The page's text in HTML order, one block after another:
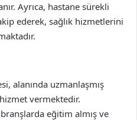
Ayrıca, hastane sürekli
ederek, sağlık hizmetlerini
alanında uzmanlaşmış
vermektedir.
eğitim almış ve